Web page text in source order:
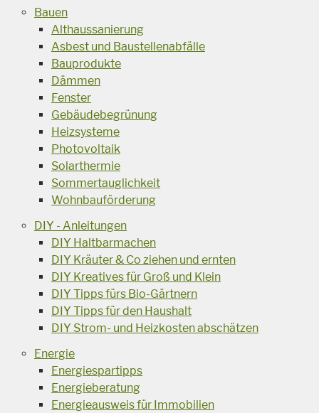
Bauen
Althaussanierung
Asbest und Baustellenabfälle
Bauprodukte
Dämmen
Fenster
Gebäudebegrünung
Heizsysteme
Photovoltaik
Solarthermie
Sommertauglichkeit
Wohnbauförderung
DIY - Anleitungen
DIY Haltbarmachen
DIY Kräuter & Co ziehen und ernten
DIY Kreatives für Groß und Klein
DIY Tipps fürs Bio-Gärtnern
DIY Tipps für den Haushalt
DIY Strom- und Heizkosten abschätzen
Energie
Energiespartipps
Energieberatung
Energieausweis für Immobilien